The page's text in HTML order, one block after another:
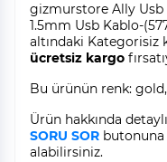
gizmurstore Ally Usb
1.5mm Usb Kablo-
altındaki Kategorisiz
ücretsiz kargo
Bu ürünün renk:
Ürün hakkında
SORU SOR butonuna
alabilirsiniz.